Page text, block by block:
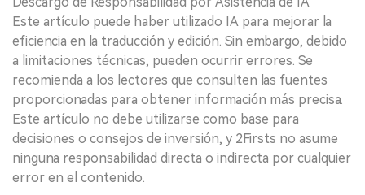
Este artículo puede haber utilizado IA para mejorar la
eficiencia en la traducción y edición. Sin embargo, debido
a limitaciones técnicas, pueden ocurrir errores. Se
recomienda a los lectores que consulten las fuentes
proporcionadas para obtener información más precisa.
Este artículo no debe utilizarse como base para
decisiones o consejos de inversión, y 2Firsts no asume
ninguna responsabilidad directa o indirecta por cualquier
error en el contenido.